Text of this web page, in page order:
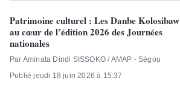
Patrimoine culturel : Les Danbe Kolosibaw
au cœur de l’édition 2026 des Journées
nationales
Par Aminata Dindi SISSOKO / AMAP - Ségou
Publié jeudi 18 juin 2026 à 15:37